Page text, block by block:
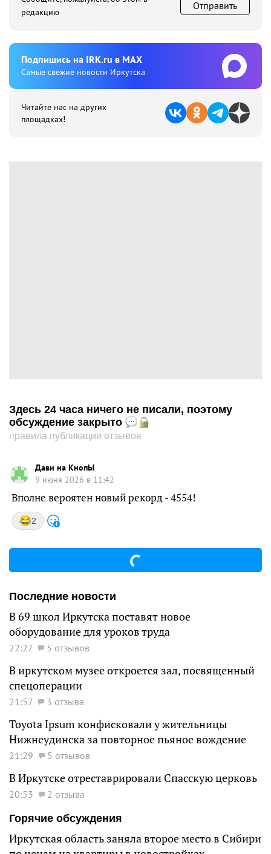
редакцию
Отправить
Подпишиcь на IRK.ru в MAX
Cамые свежие новости Иркутска
Читайте нас на других
площадках!
Здесь 24 часа ничего не писали, поэтому
обсуждение закрыто
правила публикации отзывов
Дави на КнопЫ
9 июня 2026 в 11:42
Вполне вероятен новый рекорд - 4554!
2
Последние новости
В 69 школ Иркутска поставят новое
оборудование для уроков труда
22:27 5 отзывов
В иркутском музее откроется зал, посвященный
спецоперации
21:57 3 отзыва
Toyota Ipsum конфисковали у жительницы
Нижнеудинска за повторное пьяное вождение
21:29 5 отзывов
В Иркутске отреставрировали Спасскую церковь
20:53
2 отзыва
Горячие обсуждения
Иркутская область заняла второе место в Сибири